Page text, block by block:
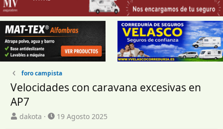
foro campista
Velocidades con caravana excesivas en
AP7
Idakota
F19 Agosto 2025